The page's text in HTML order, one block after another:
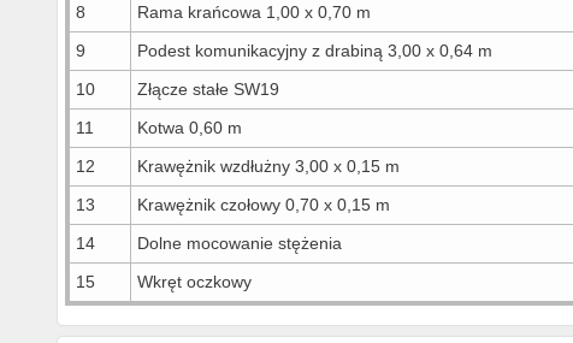
8
Rama krańcowa 1,00 x 0,70 m
9
Podest komunikacyjny z drabiną 3,00 x 0,64 m
10
Złącze stałe SW19
11
Kotwa 0,60 m
12
Krawężnik wzdłużny 3,00 x 0,15 m
13
Krawężnik czołowy 0,70 x 0,15 m
14
Dolne mocowanie stężenia
15
Wkręt oczkowy